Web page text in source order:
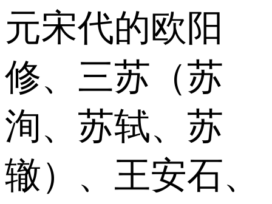
元宋代的欧阳
修、三苏（苏
洵、苏轼、苏
辙）、王安石、